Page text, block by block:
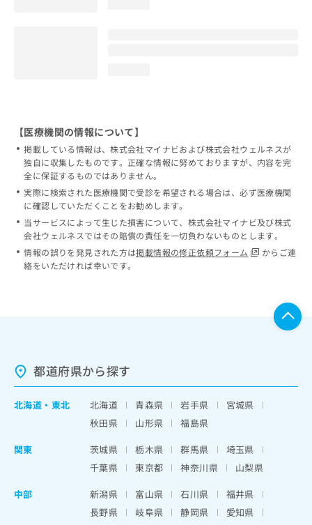
【医療機関の情報について】
掲載している情報は、株式会社マイナビおよび株式会社ウェルネスが
独自に収集したものです。正確な情報に努めておりますが、内容を完
全に保証するものではありません。
実際に検索された医療機関で受診を希望される場合は、必ず医療機関
に確認していただくことをお勧めします。
当サービスによって生じた損害について、株式会社マイナビ及び株式
会社ウェルネスではその賠償の責任を一切負わないものとします。
情報の誤りを発見された方は掲載情報の修正依頼フォーム
からご連
絡をいただければ幸いです。
都道府県から探す
北海道 ・ 東北 北海道 青森県 岩手県
宮城県
秋田県
山形県
福島県
関東
茨城県 栃木県 群馬県
埼玉県
千葉県
東京都 神奈川県
山梨県
中部
新潟県 富山県 石川県
福井県
長野県
岐阜県 静岡県
愛知県